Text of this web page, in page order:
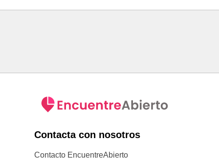
Contacta con nosotros
Contacto EncuentreAbierto